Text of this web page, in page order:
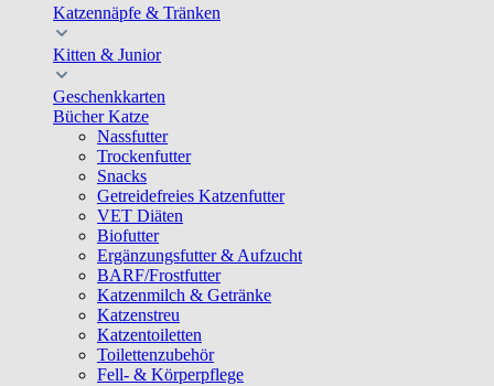
Katzennäpfe & Tränken
Kitten & Junior
Geschenkkarten
Bücher Katze
Nassfutter
Trockenfutter
Snacks
Getreidefreies Katzenfutter
VET Diäten
Biofutter
Ergänzungsfutter & Aufzucht
BARF/Frostfutter
Katzenmilch & Getränke
Katzenstreu
Katzentoiletten
Toilettenzubehör
Fell- & Körperpflege